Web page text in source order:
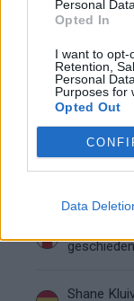
Personal
Opted In
I want to opt-
Retention,
Personal
Purposes for
Opted Out
Data
Ajax: 'Hier
Resterend
Shane